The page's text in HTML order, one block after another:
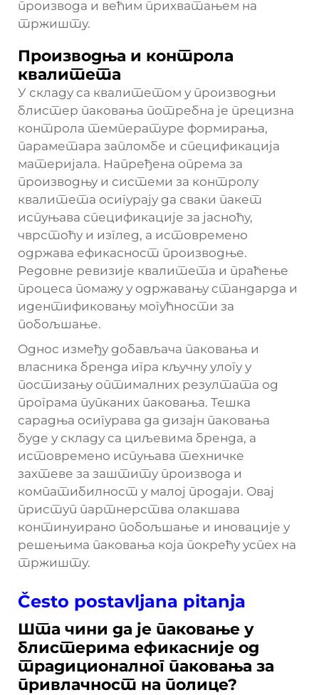
производа и већим прихватањем на
тржишту.
Производња и контрола
квалитета
У складу са квалитетом у производњи
блистер паковања потребна је прецизна
контрола температуре формирања,
параметара запломбе и спецификација
материјала. Напређена опрема за
производњу и системи за контролу
квалитета осигурају да сваки пакет
испуњава спецификације за јасноћу,
чврстоћу и изглед, а истовремено
одржава ефикасност производње.
Редовне ревизије квалитета и праћење
процеса помажу у одржавању стандарда и
идентификовању могућности за
побољшање.
Однос између добављача паковања и
власника бренда игра кључну улогу у
постизању оптималних резултата од
програма пупканих паковања. Тешка
сарадња осигурава да дизајн паковања
буде у складу са циљевима бренда, а
истовремено испуњава техничке
захтеве за заштиту производа и
компатибилност у малој продаји. Овај
приступ партнерства олакшава
континуирано побољшање и иновације у
решењима паковања која покрећу успех на
тржишту.
Često postavljana pitanja
Шта чини да је паковање у
блистерима ефикасније од
традиционалног паковања за
привлачност на полице?